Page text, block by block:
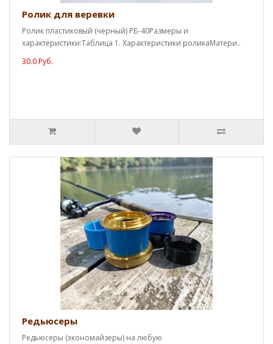
Ролик для веревки
Ролик пластиковый (черный) РБ-40Размеры и
характеристики:Таблица 1. Характеристики роликаМатери..
30.0 Руб.
Редьюсеры
Редьюсеры (экономайзеры) на любую